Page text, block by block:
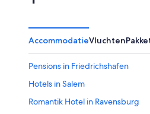
AccommodatieVluchten
Pensions in Friedrichshafen
Hotels in Salem
Romantik Hotel in Ravensburg